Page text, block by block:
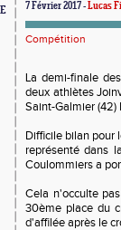
7 Février 2017 -Lucas
Compétition
La demi-finale
deux athlètes
Saint-Galmier
Difficile bilan pour
représenté dans
Coulommiers a
Cela n'occulte
30ème place du
d'affilée après le